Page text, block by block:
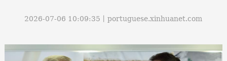
2026-07-06 10:09:35丨portuguese.xinhuanet.com